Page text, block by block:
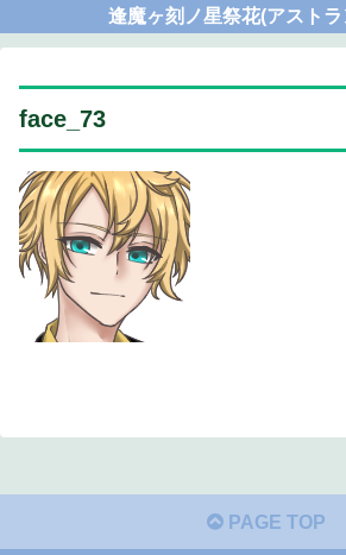
逢魔ヶ刻ノ星祭花(アスト
face_73
PAGE TOP